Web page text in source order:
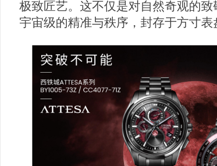
极致匠艺。这不仅是对自然奇观的
宇宙级的精准与秩序，封存于方寸表